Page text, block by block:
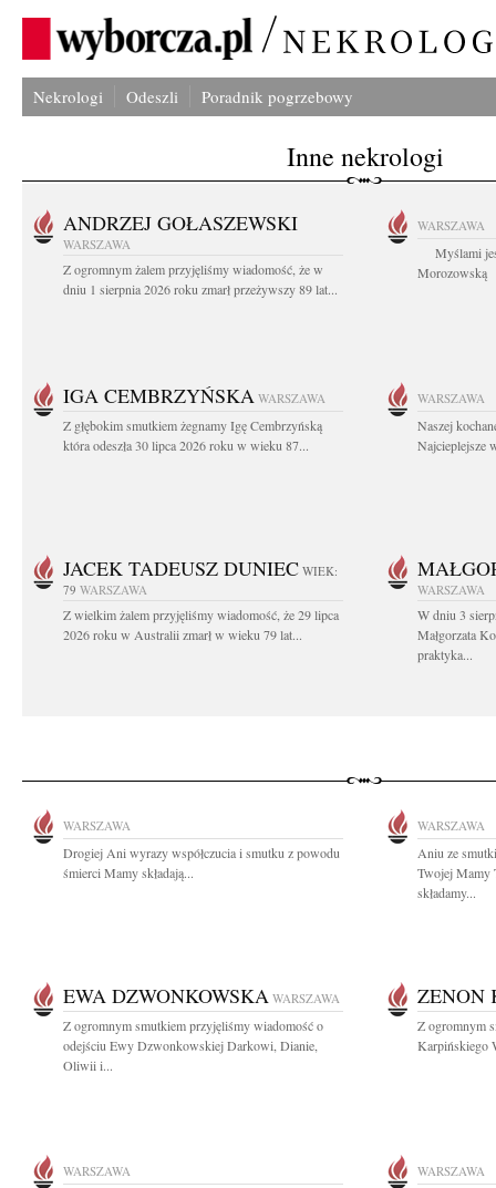
Nekrologi Odeszli Poradnik pogrzebowy
Inne nekrologi
ANDRZEJ GOŁASZEWSKI
WARSZAWA
Z ogromnym żalem przyjęliśmy wiadomość, że w
dniu 1 sierpnia 2026 roku zmarł przeżywszy 89 lat...
WARSZAWA
Myślami
Morozowską
IGA CEMBRZYŃSKA WARSZAWA
Z głębokim smutkiem żegnamy Igę Cembrzyńską
która odeszła 30 lipca 2026 roku w wieku 87...
WARSZAWA
Naszej
Najcieplejsze
JACEK TADEUSZ DUNIEC WIEK:
79 WARSZAWA
Z wielkim żalem przyjęliśmy wiadomość, że 29 lipca
2026 roku w Australii zmarł w wieku 79 lat...
WARSZAWA
W dniu 3
Małgorzata
praktyka...
WARSZAWA
Drogiej Ani wyrazy współczucia i smutku z powodu
śmierci Mamy składają...
WARSZAWA
Aniu ze
Twojej Mamy
składamy...
EWA DZWONKOWSKA WARSZAWA
Z ogromnym smutkiem przyjęliśmy wiadomość o
odejściu Ewy Dzwonkowskiej Darkowi, Dianie,
Oliwii i...
ZENON
Z ogromnym
Karpińskiego
WARSZAWA WARSZAWA